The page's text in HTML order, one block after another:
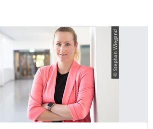
© Stephan Wiegand